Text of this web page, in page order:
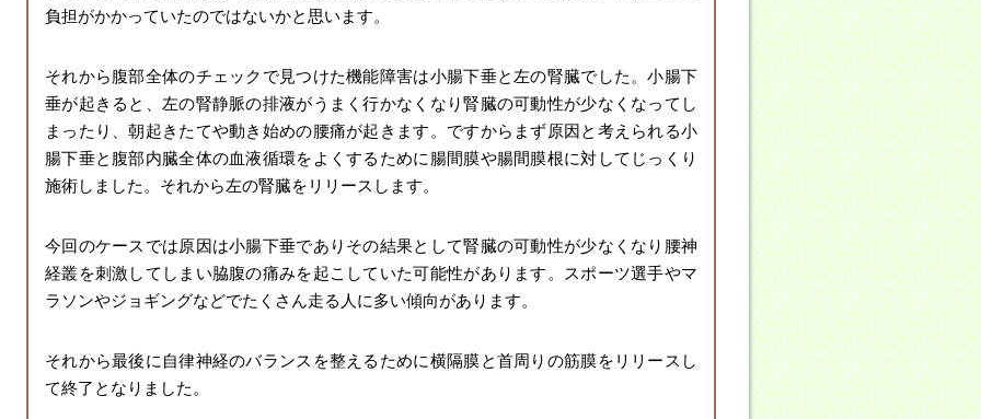
負担がかかっていたのではないかと思います。
それから腹部全体のチェックで見つけた機能障害は小腸下垂と左の腎臓でした。小腸下
垂が起きると、左の腎静脈の排液がうまく行かなくなり腎臓の可動性が少なくなってし
まったり、朝起きたてや動き始めの腰痛が起きます。ですからまず原因と考えられる小
腸下垂と腹部内臓全体の血液循環をよくするために腸間膜や腸間膜根に対してじっくり
施術しました。それから左の腎臓をリリースします。
今回のケースでは原因は小腸下垂でありその結果として腎臓の可動性が少なくなり腰神
経叢を刺激してしまい脇腹の痛みを起こしていた可能性があります。スポーツ選手やマ
ラソンやジョギングなどでたくさん走る人に多い傾向があります。
それから最後に自律神経のバランスを整えるために横隔膜と首周りの筋膜をリリースし
て終了となりました。